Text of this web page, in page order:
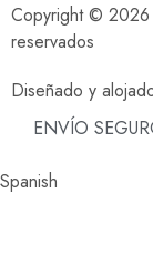
Copyright © 2026
reservados
Diseñado y
ENVÍO
Spanish